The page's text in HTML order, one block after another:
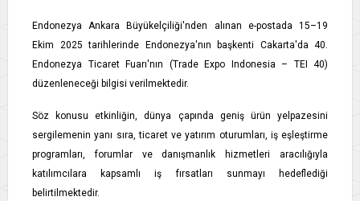
Endonezya Ankara Büyükelçiliği'nden alınan e-postada 15–19
Ekim 2025 tarihlerinde Endonezya'nın başkenti Cakarta'da 40.
Endonezya Ticaret Fuarı'nın (Trade Expo Indonesia – TEI 40)
düzenleneceği bilgisi verilmektedir.
Söz konusu etkinliğin, dünya çapında geniş ürün yelpazesini
sergilemenin yanı sıra, ticaret ve yatırım oturumları, iş eşleştirme
programları, forumlar ve danışmanlık hizmetleri aracılığıyla
katılımcılara kapsamlı iş fırsatları sunmayı hedeflediği
belirtilmektedir.